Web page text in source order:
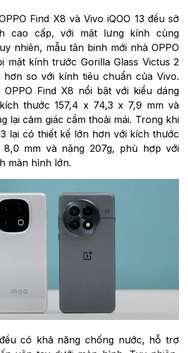
Find X8 và Vivo iQOO 13 đều sở
cao cấp, với mặt lưng kính cùng
nhiên, mẫu tân binh mới nhà OPPO
mặt kính trước Gorilla Glass Victus 2
so với kính tiêu chuẩn của Vivo.
OPPO Find X8 nổi bật với kiểu dáng
thước 157,4 x 74,3 x 7,9 mm và
lại cảm giác cầm thoải mái. Trong khi
lại có thiết kế lớn hơn với kích thước
mm và nặng 207g, phù hợp với
màn hình lớn.
có khả năng chống nước, hỗ trợ